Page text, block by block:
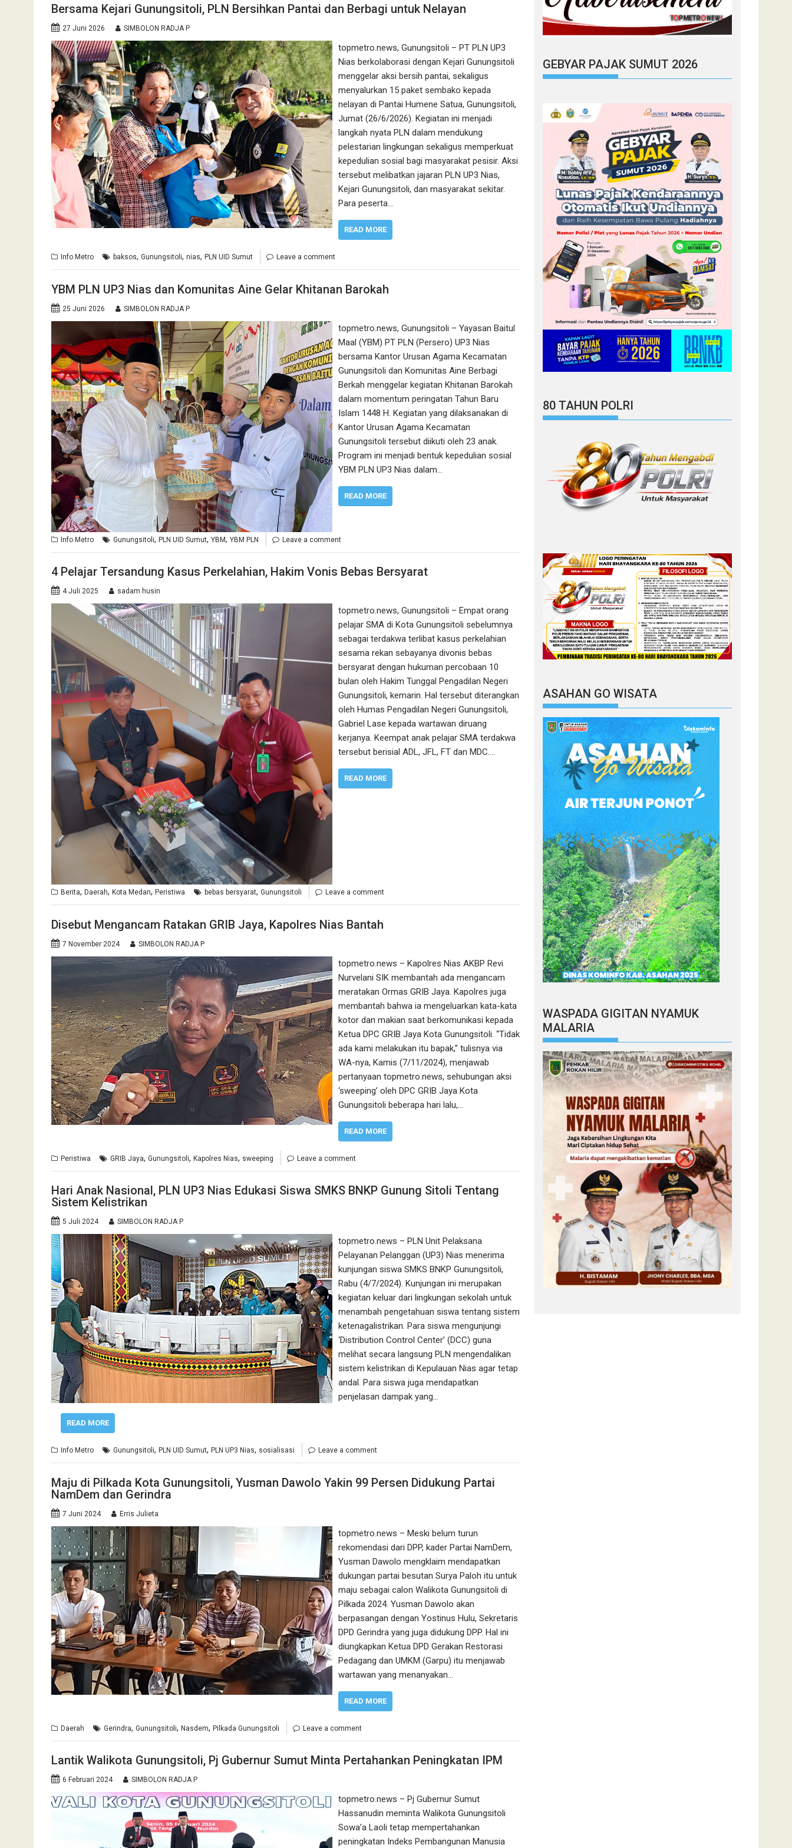
Bersama Kejari Gunungsitoli, PLN Bersihkan Pantai dan Berbagi untuk Nelayan
27 Juni 2026 SIMBOLON RADJA P
topmetro.news, Gunungsitoli – PT PLN UP3
Nias berkolaborasi dengan Kejari Gunungsitoli
menggelar aksi bersih pantai, sekaligus
menyalurkan 15 paket sembako kepada
nelayan di Pantai Humene Satua, Gunungsitoli,
Jumat (26/6/2026). Kegiatan ini menjadi
langkah nyata PLN dalam mendukung
pelestarian lingkungan sekaligus memperkuat
kepedulian sosial bagi masyarakat pesisir. Aksi
tersebut melibatkan jajaran PLN UP3 Nias,
Kejari Gunungsitoli, dan masyarakat sekitar.
Para peserta…
READ MORE
Info Metro baksos, Gunungsitoli, nias, PLN UID Sumut Leave a comment
YBM PLN UP3 Nias dan Komunitas Aine Gelar Khitanan Barokah
25 Juni 2026 SIMBOLON RADJA P
topmetro.news, Gunungsitoli – Yayasan Baitul
Maal (YBM) PT PLN (Persero) UP3 Nias
bersama Kantor Urusan Agama Kecamatan
Gunungsitoli dan Komunitas Aine Berbagi
Berkah menggelar kegiatan Khitanan Barokah
dalam momentum peringatan Tahun Baru
Islam 1448 H. Kegiatan yang dilaksanakan di
Kantor Urusan Agama Kecamatan
Gunungsitoli tersebut diikuti oleh 23 anak.
Program ini menjadi bentuk kepedulian sosial
YBM PLN UP3 Nias dalam…
READ MORE
Info Metro Gunungsitoli, PLN UID Sumut, YBM, YBM PLN Leave a comment
4 Pelajar Tersandung Kasus Perkelahian, Hakim Vonis Bebas Bersyarat
4 Juli 2025 sadam husin
topmetro.news, Gunungsitoli – Empat orang
pelajar SMA di Kota Gunungsitoli sebelumnya
sebagai terdakwa terlibat kasus perkelahian
sesama rekan sebayanya divonis bebas
bersyarat dengan hukuman percobaan 10
bulan oleh Hakim Tunggal Pengadilan Negeri
Gunungsitoli, kemarin. Hal tersebut diterangkan
oleh Humas Pengadilan Negeri Gunungsitoli,
Gabriel Lase kepada wartawan diruang
kerjanya. Keempat anak pelajar SMA terdakwa
tersebut berisial ADL, JFL, FT dan MDC.…
READ MORE
Berita, Daerah, Kota Medan, Peristiwa bebas bersyarat, Gunungsitoli Leave a comment
Disebut Mengancam Ratakan GRIB Jaya, Kapolres Nias Bantah
7 November 2024 SIMBOLON RADJA P
topmetro.news – Kapolres Nias AKBP Revi
Nurvelani SIK membantah ada mengancam
meratakan Ormas GRIB Jaya. Kapolres juga
membantah bahwa ia mengeluarkan kata-kata
kotor dan makian saat berkomunikasi kepada
Ketua DPC GRIB Jaya Kota Gunungsitoli. “Tidak
ada kami melakukan itu bapak,” tulisnya via
WA-nya, Kamis (7/11/2024), menjawab
pertanyaan topmetro.news, sehubungan aksi
‘sweeping’ oleh DPC GRIB Jaya Kota
Gunungsitoli beberapa hari lalu,…
READ MORE
Peristiwa GRIB Jaya, Gunungsitoli, Kapolres Nias, sweeping Leave a comment
Hari Anak Nasional, PLN UP3 Nias Edukasi Siswa SMKS BNKP Gunung Sitoli Tentang
Sistem Kelistrikan
5 Juli 2024 SIMBOLON RADJA P
topmetro.news – PLN Unit Pelaksana
Pelayanan Pelanggan (UP3) Nias menerima
kunjungan siswa SMKS BNKP Gunungsitoli,
Rabu (4/7/2024). Kunjungan ini merupakan
kegiatan keluar dari lingkungan sekolah untuk
menambah pengetahuan siswa tentang sistem
ketenagalistrikan. Para siswa mengunjungi
‘Distribution Control Center’ (DCC) guna
melihat secara langsung PLN mengendalikan
sistem kelistrikan di Kepulauan Nias agar tetap
andal. Para siswa juga mendapatkan
penjelasan dampak yang…
READ MORE
Info Metro Gunungsitoli, PLN UID Sumut, PLN UP3 Nias, sosialisasi Leave a comment
Maju di Pilkada Kota Gunungsitoli, Yusman Dawolo Yakin 99 Persen Didukung Partai
NamDem dan Gerindra
7 Juni 2024 Erris Julieta
topmetro.news – Meski belum turun
rekomendasi dari DPP, kader Partai NamDem,
Yusman Dawolo mengklaim mendapatkan
dukungan partai besutan Surya Paloh itu untuk
maju sebagai calon Walikota Gunungsitoli di
Pilkada 2024. Yusman Dawolo akan
berpasangan dengan Yostinus Hulu, Sekretaris
DPD Gerindra yang juga didukung DPP. Hal ini
diungkapkan Ketua DPD Gerakan Restorasi
Pedagang dan UMKM (Garpu) itu menjawab
wartawan yang menanyakan…
READ MORE
Daerah Gerindra, Gunungsitoli, Nasdem, Pilkada Gunungsitoli Leave a comment
Lantik Walikota Gunungsitoli, Pj Gubernur Sumut Minta Pertahankan Peningkatan IPM
6 Februari 2024 SIMBOLON RADJA P
topmetro.news – Pj Gubernur Sumut
Hassanudin meminta Walikota Gunungsitoli
Sowa’a Laoli tetap mempertahankan
peningkatan Indeks Pembangunan Manusia
GEBYAR PAJAK SUMUT 2026
80 TAHUN POLRI
ASAHAN GO WISATA
WASPADA GIGITAN NYAMUK
MALARIA